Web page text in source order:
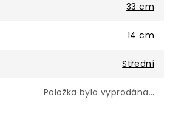
33 cm
14 cm
Střední
Položka byla vyprodána…